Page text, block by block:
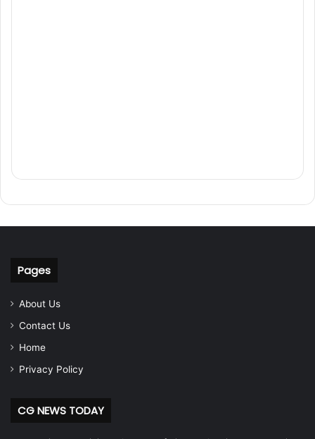
Pages
About Us
Contact Us
Home
Privacy Policy
CG NEWS TODAY